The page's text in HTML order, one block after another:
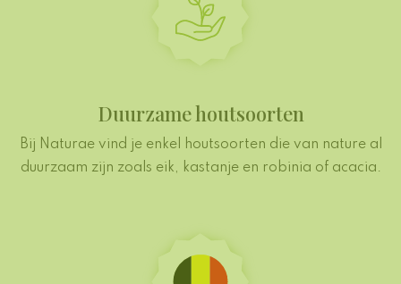
Duurzame houtsoorten
Bij Naturae vind je enkel houtsoorten die van nature al
duurzaam zijn zoals eik, kastanje en robinia of acacia.